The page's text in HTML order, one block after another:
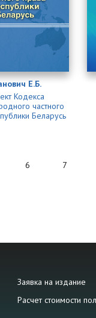
Е.Б.
Кодекса
частного
Беларусь
6 7
Заявка на издание
Расчет стоимости